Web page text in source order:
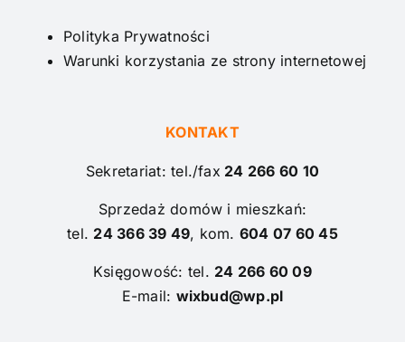
Polityka Prywatności
Warunki korzystania ze strony internetowej
KONTAKT
Sekretariat: tel./fax 24 266 60 10
Sprzedaż domów i mieszkań:
tel. 24 366 39 49, kom. 604 07 60 45
Księgowość: tel. 24 266 60 09
E-mail: wixbud@wp.pl